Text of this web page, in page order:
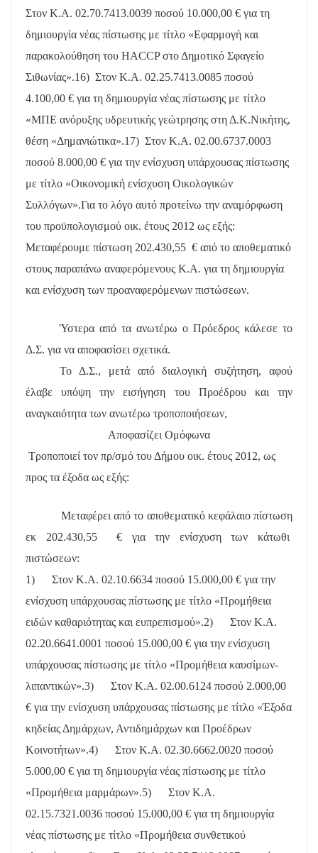
Στον Κ.Α. 02.70.7413.0039 ποσού 10.000,00 € για τη
δημιουργία νέας πίστωσης με τίτλο «Εφαρμογή και
παρακολούθηση του HACCPστο Δημοτικό Σφαγείο
Σιθωνίας».16) Στον Κ.Α. 02.25.7413.0085 ποσού
4.100,00 € για τη δημιουργία νέας πίστωσης με τίτλο
«ΜΠΕ ανόρυξης υδρευτικής γεώτρησης στη Δ.Κ.Νικήτης,
θέση «Δημανιώτικα».17) Στον Κ.Α. 02.00.6737.0003
ποσού 8.000,00 € για την ενίσχυση υπάρχουσας πίστωσης
με τίτλο «Οικονομική ενίσχυση Οικολογικών
Συλλόγων».Για το λόγο αυτό προτείνω την αναμόρφωση
του προϋπολογισμού οικ. έτους 2012 ως εξής:
Μεταφέρουμε πίστωση 202.430,55 € από το αποθεματικό
στους παραπάνω αναφερόμενους Κ.Α. για τη δημιουργία
και ενίσχυση των προαναφερόμενων πιστώσεων.
Ύστερα από τα ανωτέρω ο Πρόεδρος κάλεσε το
Δ.Σ. για να αποφασίσει σχετικά.
Το Δ.Σ., μετά από διαλογική συζήτηση, αφού
έλαβε υπόψη την εισήγηση του Προέδρου και την
αναγκαιότητα των ανωτέρω τροποποιήσεων,
Αποφασίζει Ομόφωνα
Τροποποιεί τον πρ/σμό του Δήμου οικ. έτους 2012, ως
προς τα έξοδα ως εξής:
Μεταφέρει από το αποθεματικό κεφάλαιοπίστωση
εκ 202.430,55
€ για την ενίσχυση των κάτωθι
πιστώσεων:
1)
Στον Κ.Α. 02.10.6634 ποσού 15.000,00 € για την
ενίσχυση υπάρχουσας πίστωσης με τίτλο «Προμήθεια
ειδών καθαριότητας και ευπρεπισμού».2)
Στον Κ.Α.
02.20.6641.0001 ποσού 15.000,00 € για την ενίσχυση
υπάρχουσας πίστωσης με τίτλο «Προμήθεια καυσίμων-
λιπαντικών».3)
Στον Κ.Α. 02.00.6124 ποσού 2.000,00
€ για την ενίσχυση υπάρχουσας πίστωσης με τίτλο «Έξοδα
κηδείας Δημάρχων, Αντιδημάρχων και Προέδρων
Κοινοτήτων».4)
Στον Κ.Α. 02.30.6662.0020 ποσού
5.000,00 € για τη δημιουργία νέας πίστωσης με τίτλο
«Προμήθεια μαρμάρων».5)
Στον Κ.Α.
02.15.7321.0036 ποσού 15.000,00 € για τη δημιουργία
νέας πίστωσης με τίτλο «Προμήθεια συνθετικού